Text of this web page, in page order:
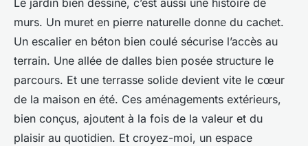
Le jardin bien dessiné, c’est aussi une histoire de
murs. Un muret en pierre naturelle donne du cachet.
Un escalier en béton bien coulé sécurise l’accès au
terrain. Une allée de dalles bien posée structure le
parcours. Et une terrasse solide devient vite le cœur
de la maison en été. Ces aménagements extérieurs,
bien conçus, ajoutent à la fois de la valeur et du
plaisir au quotidien. Et croyez-moi, un espace